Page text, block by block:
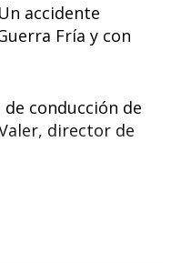
accidente
Fría y con
conducción de
director de